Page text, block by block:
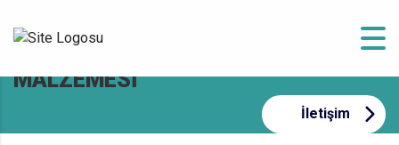
İKS KRISTALIZE SU YALITIM
MALZEMESI
İletişim